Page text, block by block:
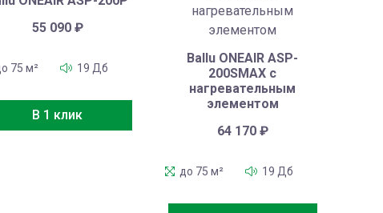
55 090 ₽
75 м² 19 Дб
В 1 клик
Ballu ONEAIR ASP-
200SMAX с
нагревательным
элементом
64 170 ₽
до 75 м² 19 Дб